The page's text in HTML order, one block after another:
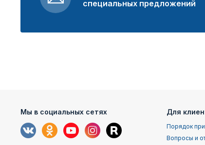
специальных предложений
Мы в социальных сетях Для
Порядок
Вопросы и